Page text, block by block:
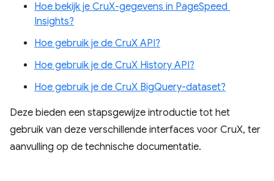
Hoe bekijk je CruX-gegevens in PageSpeed ​​
Insights?
Hoe gebruik je de CruX API?
Hoe gebruik je de CruX History API?
Hoe gebruik je de CruX BigQuery-dataset?
Deze bieden een stapsgewijze introductie tot het
gebruik van deze verschillende interfaces voor CruX, ter
aanvulling op de technische documentatie.